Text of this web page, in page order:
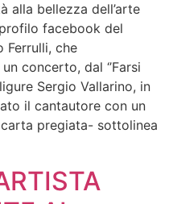
alla bellezza dell’arte
facebook del
Ferrulli, che
concerto, dal ‘’Farsi
Sergio Vallarino, in
il cantautore con un
carta pregiata- sottolinea